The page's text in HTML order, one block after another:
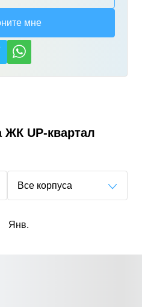
мне
ЖК UP-квартал
Все корпуса
Янв.